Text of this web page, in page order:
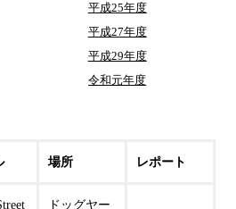
平成25年度
平成27年度
平成29年度
令和元年度
場所 レポート
ドッグヤー